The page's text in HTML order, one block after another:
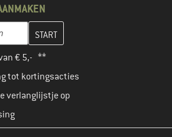
in en maak in de volgende stap je
€ 5,- **
tot kortingsacties
verlanglijstje op